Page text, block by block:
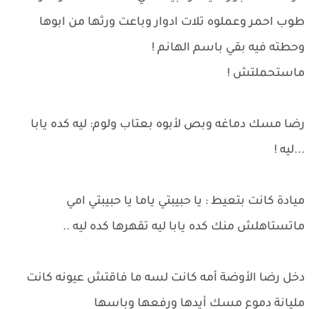
طوب احمر وعملوه تلات ادوار وباعت ورثها من ابوها
وحطته فيه بقي باسم الهانم !
ماستحملتش !
رضا مسك دماغه وبص لأبوه بعتاب ولوم: ليه كده يابا
...ليه !
ميادة كانت بتعيط : يا حبيبتي ياما يا حبيبتي امي
ماتستاهلش منك كده يابا ليه تقهرها كده ليه ..
دخل رضا الأوضة أمه كانت لسه ما فاقتش عيونه كانت
مليانة دموع مسك أيدها ورفعها وباسها